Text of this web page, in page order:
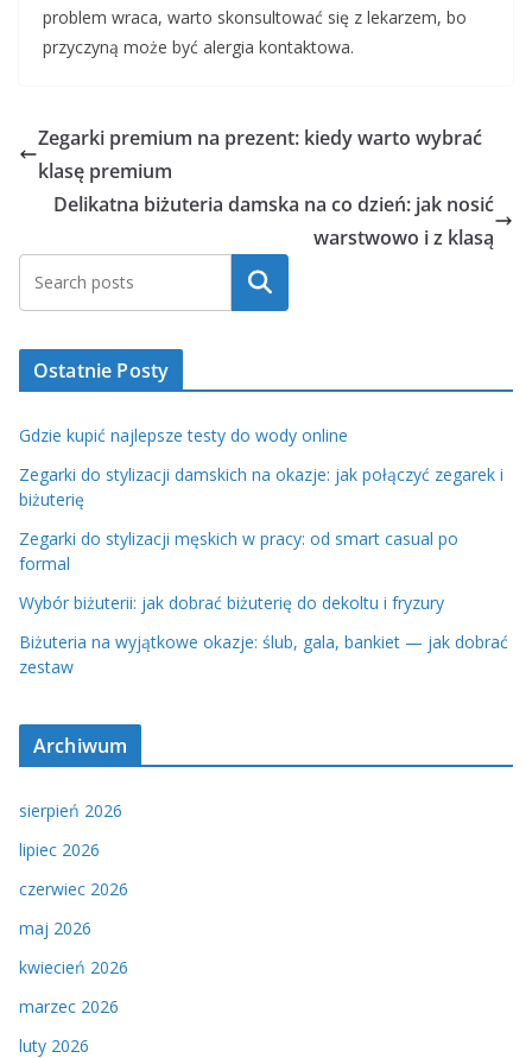
problem wraca, warto skonsultować się z lekarzem, bo
przyczyną może być alergia kontaktowa.
Zegarki premium na prezent: kiedy warto wybrać
klasę premium
Delikatna biżuteria damska na co dzień: jak nosić
warstwowo i z klasą
Szukaj
Ostatnie Posty
Gdzie kupić najlepsze testy do wody online
Zegarki do stylizacji damskich na okazje: jak połączyć zegarek i
biżuterię
Zegarki do stylizacji męskich w pracy: od smart casual po
formal
Wybór biżuterii: jak dobrać biżuterię do dekoltu i fryzury
Biżuteria na wyjątkowe okazje: ślub, gala, bankiet — jak dobrać
zestaw
Archiwum
sierpień 2026
lipiec 2026
czerwiec 2026
maj 2026
kwiecień 2026
marzec 2026
luty 2026